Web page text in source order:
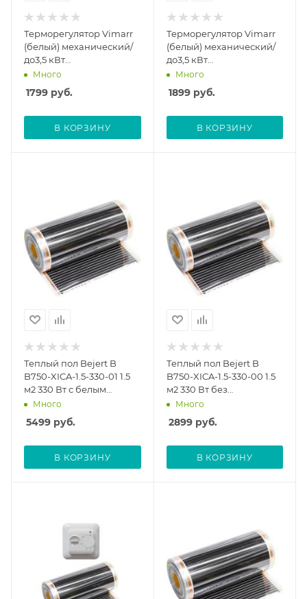
Терморегулятор Vimarr
(белый) механический/
до3,5 кВт
(встраиваемый)
540STM70.26-0001
Много
1799 руб.
В КОРЗИНУ
Терморегулятор Vimarr
(белый) механический/
до3,5 кВт
(встраиваемый)
540TM70.26-0001
Много
1899руб.
В КОРЗИНУ
Теплый пол Bejert B
B750-XICA-1.5-330-01 1.5
м2 330 Вт с белым
механическим
терморегулятором
Много
5499 руб.
В КОРЗИНУ
Теплый пол Bejert B
B750-XICA-1.5-330-00 1.5
м2 330 Вт без
терморегулятора
Много
2899руб.
В КОРЗИНУ